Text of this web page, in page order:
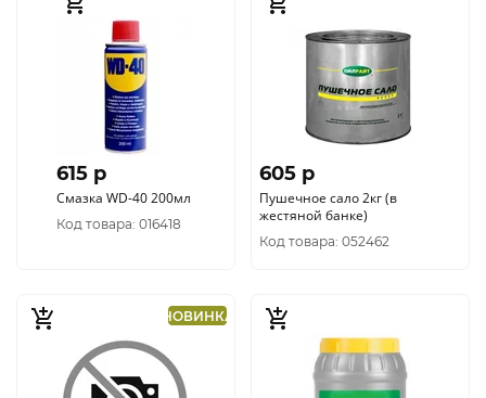
615 p
Смазка WD-40 200мл
Код товара: 016418
605 p
Пушечное сало 2кг (в
жестяной банке)
Код товара: 052462
НОВИНКА